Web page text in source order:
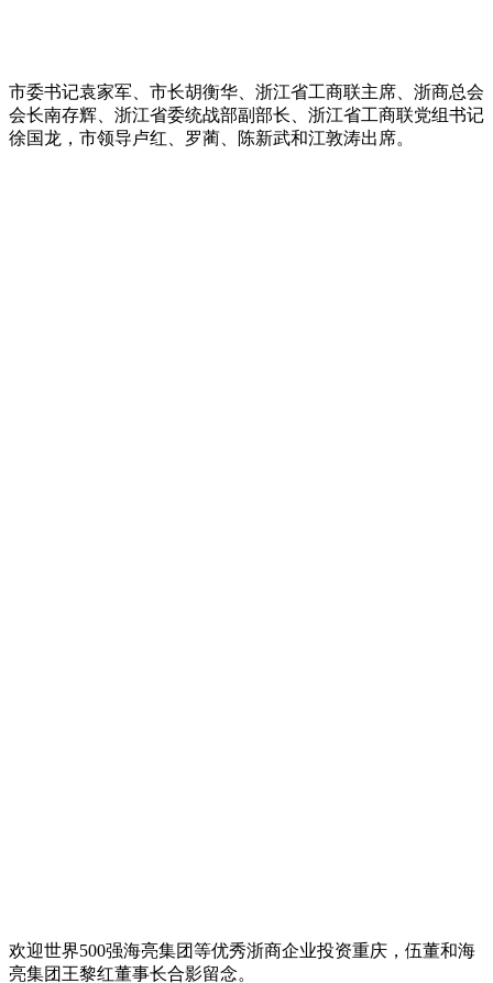
市委书记袁家军、市长胡衡华、浙江省工商联主席、浙商总会
会长南存辉、浙江省委统战部副部长、浙江省工商联党组书记
徐国龙，市领导卢红、罗蔺、陈新武和江敦涛出席。
欢迎世界500强海亮集团等优秀浙商企业投资重庆，伍董和海
亮集团王黎红董事长合影留念。